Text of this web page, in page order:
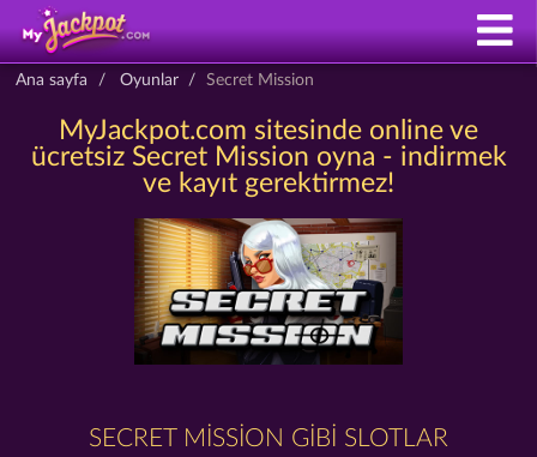
Ana sayfa Oyunlar Secret Mission
MyJackpot.com sitesinde online ve
ücretsiz Secret Mission oyna - indirmek
ve kayıt gerektirmez!
SECRET MISSION GIBI SLOTLAR